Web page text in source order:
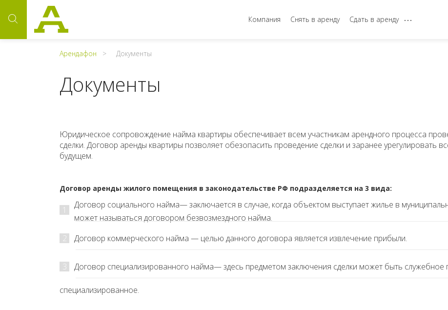
Компания Снять в аренду Сдать в аренду ...
Арендафон Документы
Документы
Юридическое сопровождение найма квартиры обеспечивает всем участникам арендного процесса
сделки. Договор аренды квартиры позволяет обезопасить проведение сделки и заранее урегулировать
будущем.
Договор аренды жилого помещения в законодательстве РФ подразделяется на 3 вида:
1
Договор социального найма— заключается в случае, когда объектом выступает жилье в
может называться договором безвозмездного найма.
2
Договор коммерческого найма — целью данного договора является извлечение прибыли.
3 Договор специализированного найма— здесь предметом заключения сделки может быть
специализированное.